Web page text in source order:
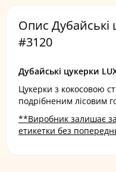
Опис Дубайські
#3120
Дубайські цукерки
Цукерки з кокосовою
подрібненим лісовим
**Виробник залишає
етикетки без